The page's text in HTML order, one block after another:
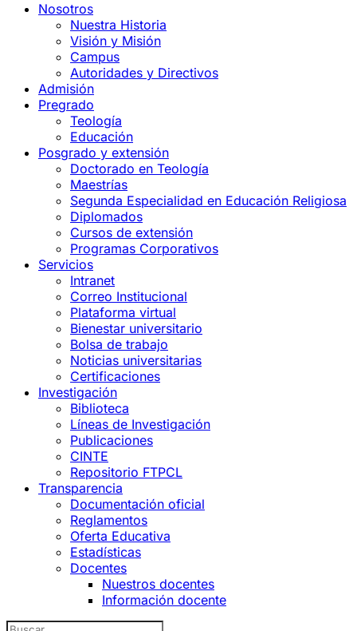
Nosotros
Nuestra Historia
Visión y Misión
Campus
Autoridades y Directivos
Admisión
Pregrado
Teología
Educación
Posgrado y extensión
Doctorado en Teología
Maestrías
Segunda Especialidad en Educación Religiosa
Diplomados
Cursos de extensión
Programas Corporativos
Servicios
Intranet
Correo Institucional
Plataforma virtual
Bienestar universitario
Bolsa de trabajo
Noticias universitarias
Certificaciones
Investigación
Biblioteca
Líneas de Investigación
Publicaciones
CINTE
Repositorio FTPCL
Transparencia
Documentación oficial
Reglamentos
Oferta Educativa
Estadísticas
Docentes
Nuestros docentes
Información docente